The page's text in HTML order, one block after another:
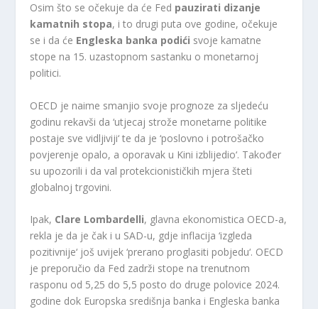
Osim što se očekuje da će Fed pauzirati dizanje
kamatnih stopa, i to drugi puta ove godine, očekuje
se i da će Engleska banka podići svoje kamatne
stope na 15. uzastopnom sastanku o monetarnoj
politici.
OECD je naime smanjio svoje prognoze za sljedeću
godinu rekavši da ‘utjecaj strože monetarne politike
postaje sve vidljiviji‘ te da je ‘poslovno i potrošačko
povjerenje opalo, a oporavak u Kini izblijedio‘. Također
su upozorili i da val protekcionističkih mjera šteti
globalnoj trgovini.
Ipak, Clare Lombardelli, glavna ekonomistica OECD-a,
rekla je da je čak i u SAD-u, gdje inflacija ‘izgleda
pozitivnije‘ još uvijek ‘prerano proglasiti pobjedu‘. OECD
je preporučio da Fed zadrži stope na trenutnom
rasponu od 5,25 do 5,5 posto do druge polovice 2024.
godine dok Europska središnja banka i Engleska banka